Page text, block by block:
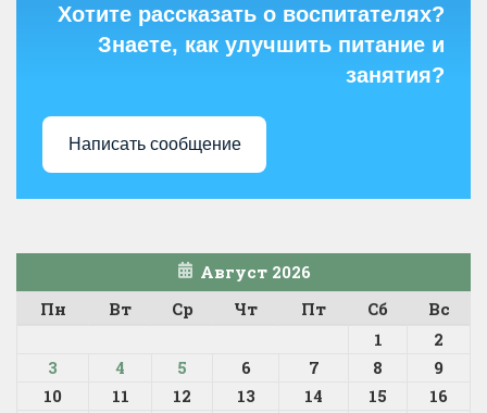
Хотите рассказать о воспитателях?
Знаете, как улучшить питание и
занятия?
Написать сообщение
Август 2026
Пн
Вт Ср Чт Пт Сб
Вс
1
2
3
4 5 6 7 8
9
10
11 12 13 14 15
16